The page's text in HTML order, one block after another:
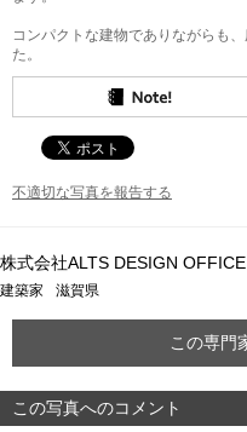
コンパクトな建物でありながらも
た。
不適切な写真を報告する
株式会社ALTS DESIGN OFFICE
建築家 滋賀県
この専門
この写真へのコメント